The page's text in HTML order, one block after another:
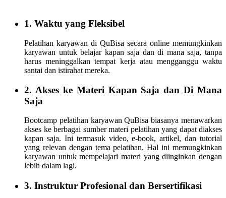
1. Waktu yang Fleksibel
Pelatihan karyawan di QuBisa secara online memungkinkan
karyawan untuk belajar kapan saja dan di mana saja, tanpa
harus meninggalkan tempat kerja atau mengganggu waktu
santai dan istirahat mereka.
2. Akses ke Materi Kapan Saja dan Di Mana
Saja
Bootcamp pelatihan karyawan QuBisa biasanya menawarkan
akses ke berbagai sumber materi pelatihan yang dapat diakses
kapan saja. Ini termasuk video, e-book, artikel, dan tutorial
yang relevan dengan tema pelatihan. Hal ini memungkinkan
karyawan untuk mempelajari materi yang diinginkan dengan
lebih dalam lagi.
3. Instruktur Profesional dan Bersertifikasi